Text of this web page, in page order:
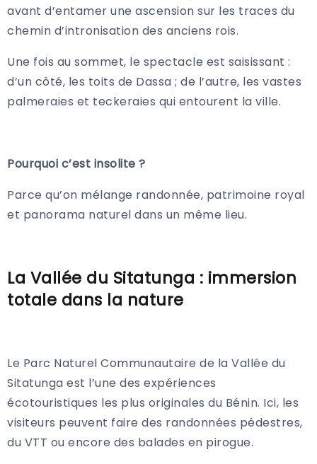
avant d’entamer une ascension sur les traces du
chemin d’intronisation des anciens rois.
Une fois au sommet, le spectacle est saisissant :
d’un côté, les toits de Dassa ; de l’autre, les vastes
palmeraies et teckeraies qui entourent la ville.
Pourquoi c’est insolite ?
Parce qu’on mélange randonnée, patrimoine royal
et panorama naturel dans un même lieu.
La Vallée du Sitatunga : immersion
totale dans la nature
Le Parc Naturel Communautaire de la Vallée du
Sitatunga est l’une des expériences
écotouristiques les plus originales du Bénin. Ici, les
visiteurs peuvent faire des randonnées pédestres,
du VTT ou encore des balades en pirogue.